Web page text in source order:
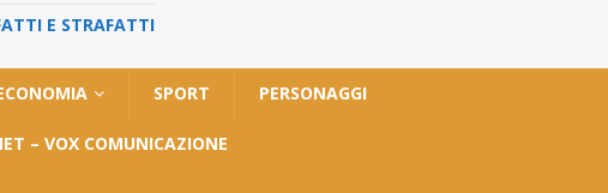
E STRAFATTI
SPORT PERSONAGGI
– VOX COMUNICAZIONE